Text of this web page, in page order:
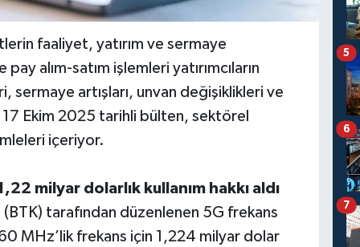
faaliyet, yatırım ve sermaye
alım-satım işlemleri yatırımcıların
sermaye artışları, unvan değişiklikleri ve
17 Ekim 2025 tarihli bülten, sektörel
içeriyor.
milyar dolarlık kullanım hakkı aldı
tarafından düzenlenen 5G frekans
MHz’lik frekans için 1,224 milyar dolar
5
6
7